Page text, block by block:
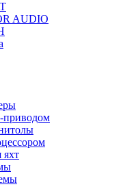
AUDIO
приводом